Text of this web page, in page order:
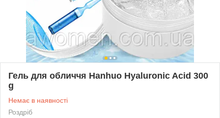
Гель для обличчя Hanhuo Hyaluronic Acid 300
g
Немає в наявності
Роздріб